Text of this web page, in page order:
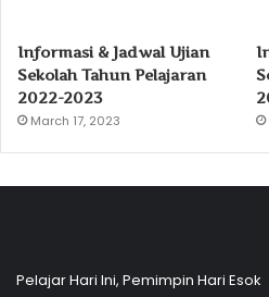
Informasi & Jadwal Ujian
Sekolah Tahun Pelajaran
2022-2023
March 17, 2023
Pelajar Hari Ini, Pemimpin Hari Esok